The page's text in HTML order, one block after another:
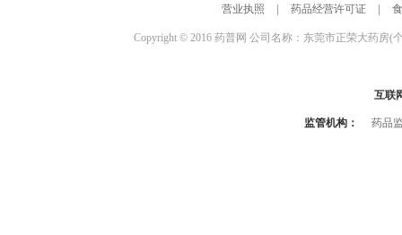
营业执照 药品经营许可证
Copyright © 2016 药普网 公司名称：东莞市正荣大药房(
互联
监管机构： 药品